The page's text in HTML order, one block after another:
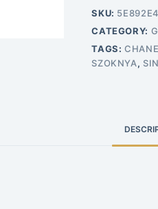
SKU:
CATEGORY:
TAGS:
SZOKNYA,